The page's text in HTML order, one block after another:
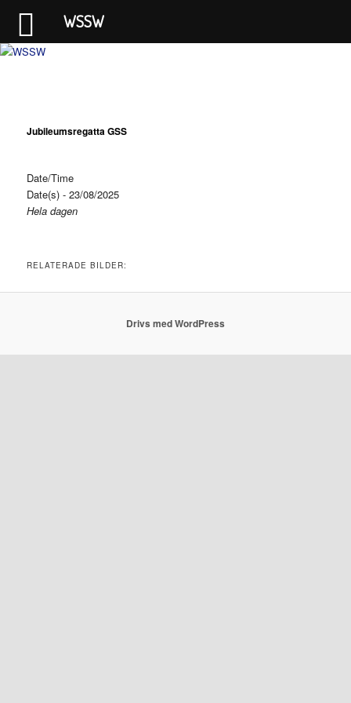
Västerviks segelsällskap Wikingarna
Jubileumsregatta GSS
Date/Time
Date(s) - 23/08/2025
Hela dagen
RELATERADE BILDER:
Drivs med WordPress
WSSW